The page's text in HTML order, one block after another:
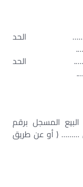
الحد
الحد
المسجل برقم
شهر عقاري ……… ( أو عن طريق